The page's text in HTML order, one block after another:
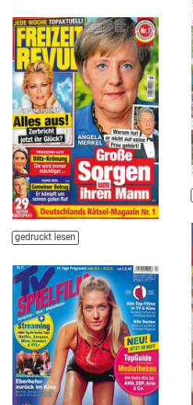
gedruckt lesen